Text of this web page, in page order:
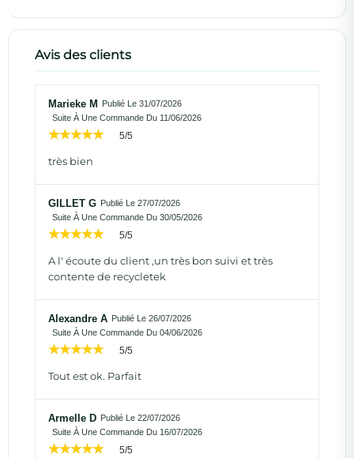
Avis des clients
Marieke M
Publié Le 31/07/2026
Suite À Une Commande Du 11/06/2026
5/5
très bien
GILLET G Publié Le 27/07/2026
Suite À Une Commande Du 30/05/2026
5/5
A l' écoute du client ,un très bon suivi et très
contente de recycletek
Alexandre A Publié Le 26/07/2026
Suite À Une Commande Du 04/06/2026
5/5
Tout est ok. Parfait
Armelle D Publié Le 22/07/2026
Suite À Une Commande Du 16/07/2026
5/5